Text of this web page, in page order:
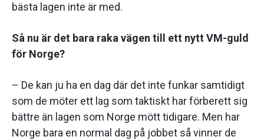
bästa lagen inte är med.
Så nu är det bara raka vägen till ett nytt VM-guld
för Norge?
– De kan ju ha en dag där det inte funkar samtidigt
som de möter ett lag som taktiskt har förberett sig
bättre än lagen som Norge mött tidigare. Men har
Norge bara en normal dag på jobbet så vinner de